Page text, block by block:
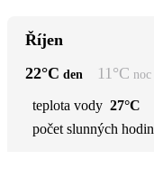
Říjen
22°C den 11 °C noc
teplota vody 27°C
počet slunných hodin